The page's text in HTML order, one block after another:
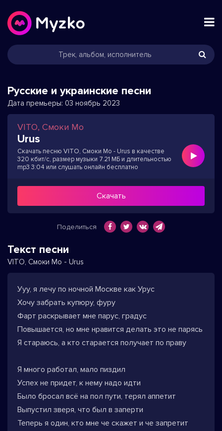
Русские и украинские песни
Дата премьеры: 03 ноябрь 2023
VITO, Смоки Мо
Urus
Скачать песню VITO, Смоки Мо - Urus в качестве
320 кбит/с, размер музыки 7.21 МБ и длительностью
mp3 3:04 или слушать онлайн бесплатно
Скачать
Поделиться
Текст песни
VITO, Смоки Мо - Urus
Ууу, я лечу по ночной Москве как Урус
Хочу забрать купюру, фуру
Фарт раскрывает мне парус, градус
Повышается, но мне нравится делать это не парясь
Я стараюсь, а кто старается получает по праву
Я много работал, мало пиздил
Успех не придет, к нему надо идти
Было бросал всё на пол пути, терял аппетит
Выпустил зверя, что был в заперти
Теперь я один, кто мне че скажет и че запретит